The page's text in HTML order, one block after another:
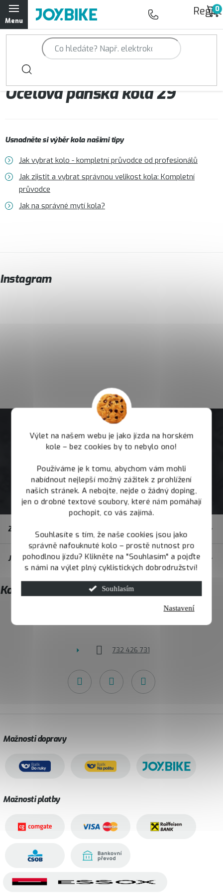
Výlet na našem webu je jako jízda na horském
kole – bez cookies by to nebylo ono!
Používáme je k tomu, abychom vám mohli
nabídnout nejlepší možný zážitek z prohlížení
našich stránek. A nebojte, nejde o žádný doping,
jen o drobné textové soubory, které nám pomáhají
pochopit, co vás zajímá.
Souhlasíte s tím, že naše cookies jsou jako
správně nafouknuté kolo – prostě nutnost pro
pohodlnou jízdu? Klikněte na "Souhlasím" a pojďte
s námi na výlet plný cyklistických dobrodružství!
Souhlasím
Nastavení
Přejít
na
obsah
Trailová kola Qayron
Horská kola Qayron
Dámská horská kola Qayron
Doplňky a oblečení Qayron
Kontakt Servisní a výdejní místa
Ocelová pánská kola 29“
Usnadněte si výběr kola našimi tipy
Jak vybrat kolo - kompletní průvodce od profesionálů
Jak zjistit a vybrat správnou velikost kola: Kompletní
průvodce
Jak na správné mytí kola?
Instagram
t
í
Zákaznický servis
JOY.BIKE
Kontakt
732 426 731
Možnosti dopravy
Možnosti platby